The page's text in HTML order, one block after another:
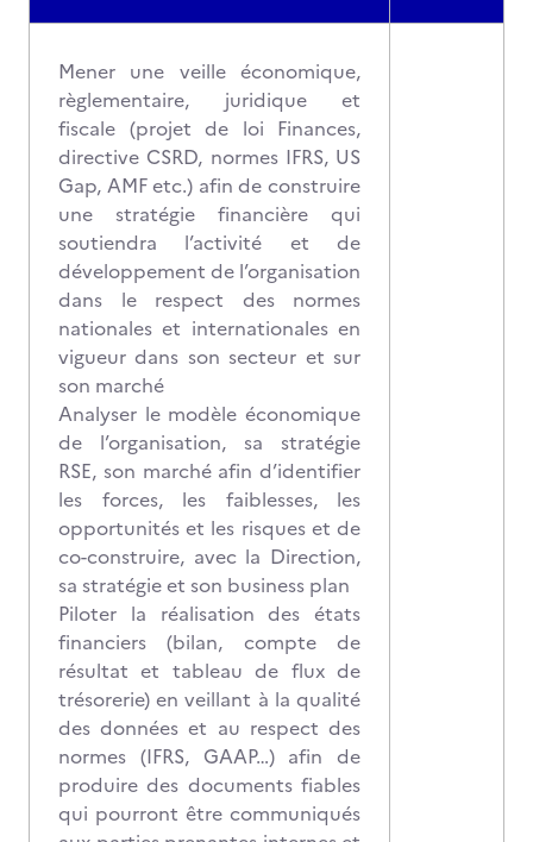
Mener une veille économique,
règlementaire, juridique et
fiscale (projet de loi Finances,
directive CSRD, normes IFRS, US
Gap, AMF etc.) afin de construire
une stratégie financière qui
soutiendra l’activité et de
développement de l’organisation
dans le respect des normes
nationales et internationales en
vigueur dans son secteur et sur
son marché
Analyser le modèle économique
de l’organisation, sa stratégie
RSE, son marché afin d’identifier
les forces, les faiblesses, les
opportunités et les risques et de
co-construire, avec la Direction,
sa stratégie et son business plan
Piloter la réalisation des états
financiers (bilan, compte de
résultat et tableau de flux de
trésorerie) en veillant à la qualité
des données et au respect des
normes (IFRS, GAAP…) afin de
produire des documents fiables
qui pourront être communiqués